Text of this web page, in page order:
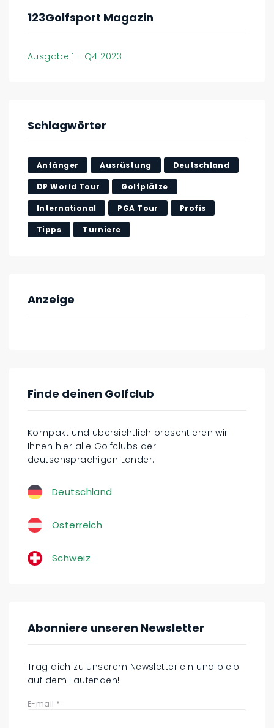
123Golfsport Magazin
Ausgabe 1 - Q4 2023
Schlagwörter
Anfänger Ausrüstung Deutschland
DP World Tour Golfplätze
International PGA Tour Profis
Tipps Turniere
Anzeige
Finde deinen Golfclub
Kompakt und übersichtlich präsentieren wir
Ihnen hier alle Golfclubs der
deutschsprachigen Länder.
Deutschland
Österreich
Schweiz
Abonniere unseren Newsletter
Trag dich zu unserem Newsletter ein und bleib
auf dem Laufenden!
E-mail *